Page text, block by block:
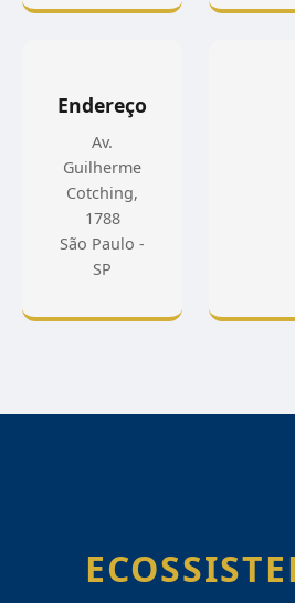
Endereço
Av.
Guilherme
Cotching,
1788
São Paulo -
SP